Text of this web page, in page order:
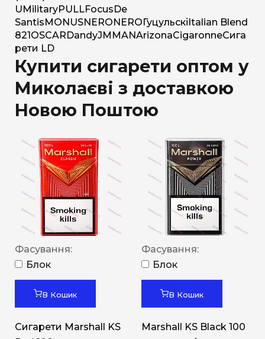
U MilitaryPULLFocus De
Santis MONUSNERO NERO Гуцульскі Italian Blend
821 OSCAR DandyJM MANArizonaCigaronneСига
рети LD
Купити сигарети оптом у
Миколаєві з доставкою
Новою Поштою
Фасування:
Блок
В Кошик
Сигарети Marshall KS
Фасування:
Блок
В Кошик
Marshall KS Black 100